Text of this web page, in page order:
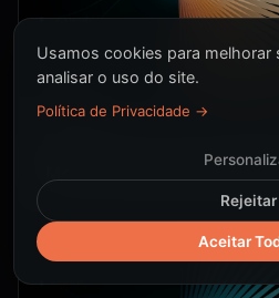
Motor de Decisão de
Usamos cookies para melhorar
analisar o uso do site.
Política de Privacidade →
Rejeitar
Aceitar